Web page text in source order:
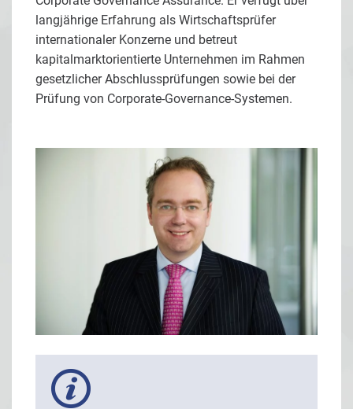
langjährige Erfahrung als Wirtschaftsprüfer
internationaler Konzerne und betreut
kapitalmarktorientierte Unternehmen im Rahmen
gesetzlicher Abschlussprüfungen sowie bei der
Prüfung von Corporate-Governance-Systemen.